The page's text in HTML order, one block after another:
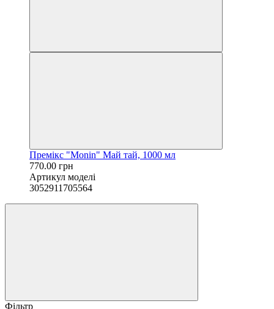
Премікс "Monin" Май тай, 1000 мл
770.00 грн
Артикул моделі
3052911705564
Фільтр